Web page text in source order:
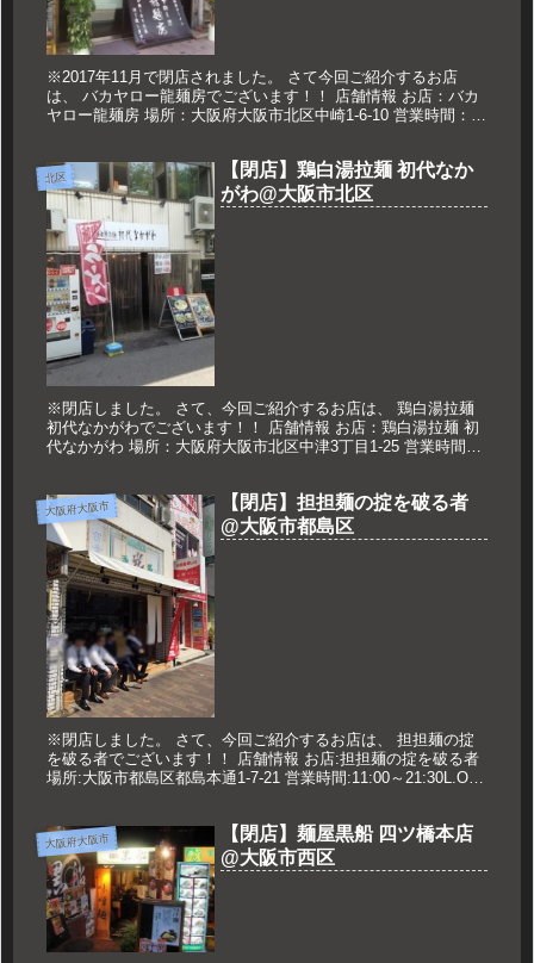
※2017年11月で閉店されました。 さて今回ご紹介するお店
は、 バカヤロー龍麺房でございます！！ 店舗情報 お店：バカ
ヤロー龍麺房 場所：大阪府大阪市北区中崎1-6-10 営業時間：
北区
【閉店】鶏白湯拉麺 初代なか
がわ@大阪市北区
※閉店しました。 さて、今回ご紹介するお店は、 鶏白湯拉麺
初代なかがわでございます！！ 店舗情報 お店：鶏白湯拉麺 初
代なかがわ 場所：大阪府大阪市北区中津3丁目1-25 営業時間：
大阪府大阪市
【閉店】担担麺の掟を破る者
@大阪市都島区
※閉店しました。 さて、今回ご紹介するお店は、 担担麺の掟
を破る者でございます！！ 店舗情報 お店:担担麺の掟を破る者
場所:大阪市都島区都島本通1-7-21 営業時間:11:00～21:30L.O
大阪府大阪市
【閉店】麺屋黒船 四ツ橋本店
@大阪市西区